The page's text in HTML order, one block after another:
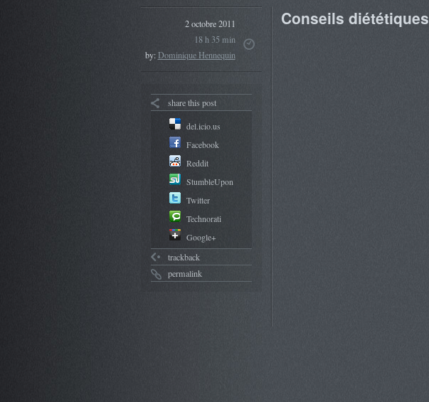
2 octobre 2011
18 h 35 min
by:Dominique Hennequin
share this post
del.icio.us
Facebook
Reddit
StumbleUpon
Twitter
Technorati
Google+
trackback
permalink
Conseils diététiques